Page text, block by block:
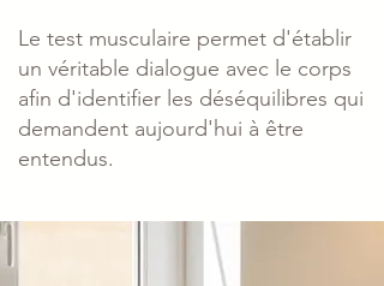
Le test musculaire permet d'établir
un véritable dialogue avec le corps
afin d'identifier les déséquilibres qui
demandent aujourd'hui à être
entendus.​